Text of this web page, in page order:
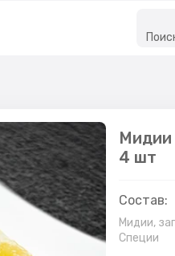
Мидии
4 шт
Состав:
Мидии,
Специи